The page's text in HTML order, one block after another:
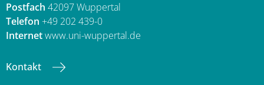
Postfach 42097 Wuppertal
Telefon +49 202 439-0
Internetwww.uni-wuppertal.de
Kontakt